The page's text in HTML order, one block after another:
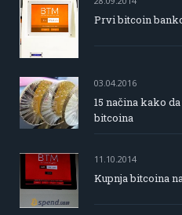
Prvi bitcoin
03.04.2016
15 načina kako
bitcoina
11.10.2014
Kupnja bitcoina